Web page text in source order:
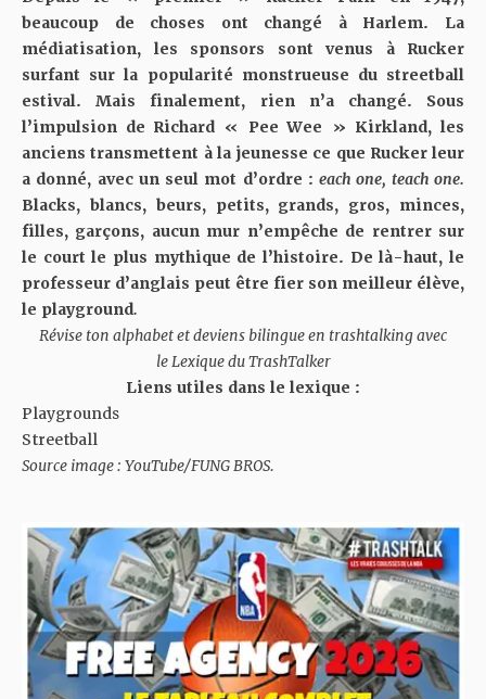
beaucoup de choses ont changé à Harlem. La
médiatisation, les sponsors sont venus à Rucker
surfant sur la popularité monstrueuse du streetball
estival. Mais finalement, rien n’a changé. Sous
l’impulsion de Richard « Pee Wee » Kirkland, les
anciens transmettent à la jeunesse ce que Rucker leur
a donné, avec un seul mot d’ordre :each one, teach one.
Blacks, blancs, beurs, petits, grands, gros, minces,
filles, garçons, aucun mur n’empêche de rentrer sur
le court le plus mythique de l’histoire. De là-haut, le
professeur d’anglais peut être fier son meilleur élève,
le playground.
Révise ton alphabet et deviens bilingue en trashtalking avec
le Lexique du TrashTalker
Liens utiles dans le lexique :
Playgrounds
Streetball
Source image : YouTube/FUNG BROS.